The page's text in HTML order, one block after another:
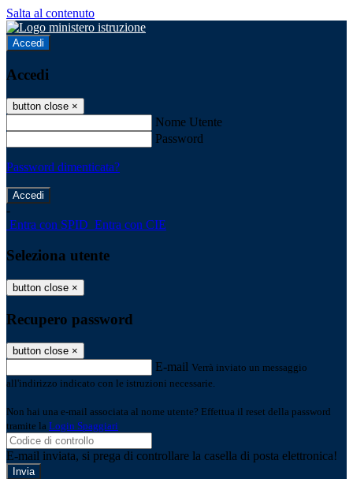
Salta al contenuto
Accedi
Accedi
button close ×
Nome Utente
Password
Password dimenticata?
-
Entra con SPID Entra con CIE
Seleziona utente
button close ×
Recupero password
button close ×
E-mail Verrà inviato un messaggio
all'indirizzo indicato con le istruzioni necessarie.
Non hai una e-mail associata al nome utente? Effettua il reset della password
tramite la Login Spaggiari
E-mail inviata, si prega di controllare la casella di posta elettronica!